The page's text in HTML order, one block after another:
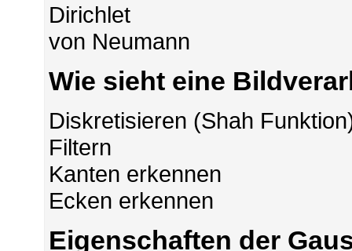
Dirichlet
von Neumann
Wie sieht eine
Diskretisieren (Shah
Filtern
Kanten erkennen
Ecken erkennen
Eigenschaften der